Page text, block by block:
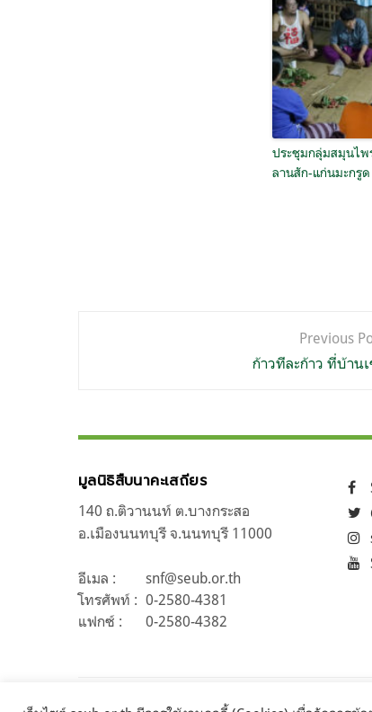
ประชุมกลุ่มสมุนไพ
ลานสัก-แก่นมะกรูด
Previous
ก้าวทีละก้าว ที่บ้านเ
มูลนิธิสืบนาคะเสถียร
140 ถ.ติวานนท์ ต.บางกระสอ
อ.เมืองนนทบุรี จ.นนทบุรี 11000
อีเมล :
snf@seub.or.th
โทรศัพท์ : 0-2580-4381
แฟกซ์ :
0-2580-4382